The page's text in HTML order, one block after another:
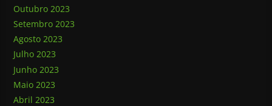
Outubro 2023
Setembro 2023
Agosto 2023
Julho 2023
Junho 2023
Maio 2023
Abril 2023